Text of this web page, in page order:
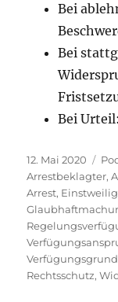
Bei
Bei
Bei
Veröffentlicht
am
12. Mai 2020
Arrestbeklagter,
Arrest,
Verfügungsgrund
Rechtsschutz,